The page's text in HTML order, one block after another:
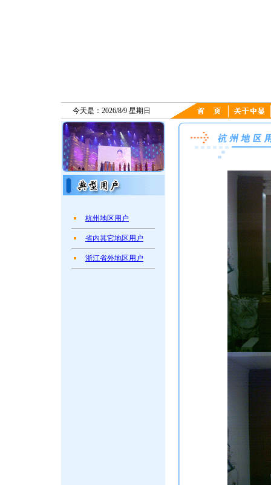
今天是：2026/8/9 星期日
杭州地区用户
省内其它地区用户
浙江省外地区用户